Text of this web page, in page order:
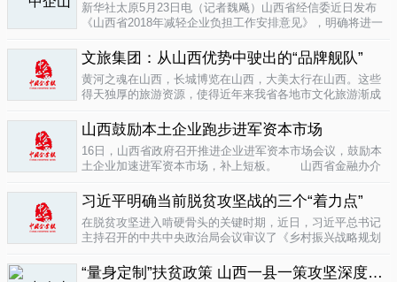
新华社太原5月23日电（记者魏飚）山西省经信委近日发布
《山西省2018年减轻企业负担工作安排意见》，明确将进一
大对涉企乱收...
文旅集团：从山西优势中驶出的“品牌舰队”
黄河之魂在山西，长城博览在山西，大美太行在山西。这些
得天独厚的旅游资源，使得近年来我省各地市文化旅游渐成
业培育成...
山西鼓励本土企业跑步进军资本市场
16日，山西省政府召开推进企业进军资本市场会议，鼓励本
土企业加速进军资本市场，补上短板。 山西省金融办介
习近平明确当前脱贫攻坚战的三个“着力点”
在脱贫攻坚进入啃硬骨头的关键时期，近日，习近平总书记
主持召开的中共中央政治局会议审议了《乡村振兴战略规划
见》。...
“量身定制”扶贫政策 山西一县一策攻坚深度贫困